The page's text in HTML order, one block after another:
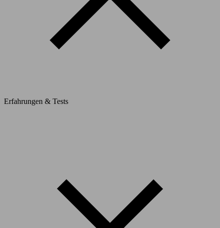
Erfahrungen & Tests